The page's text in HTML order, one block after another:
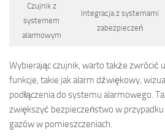
Czujnik z
systemem
alarmowym
Integracja z systemami
zabezpieczeń
Wybierając czujnik, warto także zwrócić
funkcje, takie jak alarm dźwiękowy,
podłączenia do systemu alarmowego.
zwiększyć bezpieczeństwo w
gazów w pomieszczeniach.